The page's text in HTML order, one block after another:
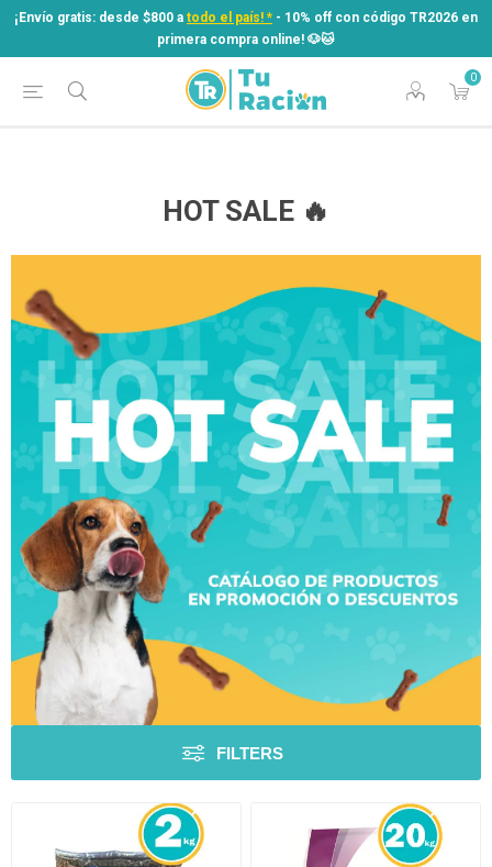
¡Envío gratis: desde $800 a todo el país! * - 10% off con código TR2026 en
primera compra online! ​🐶​🐱
0
¡Envío gratis: desde $800 atodo el país! *
- 10% off con código TR2026 en
primera compra online! ​🐶​🐱
HOT SALE 🔥
FILTERS